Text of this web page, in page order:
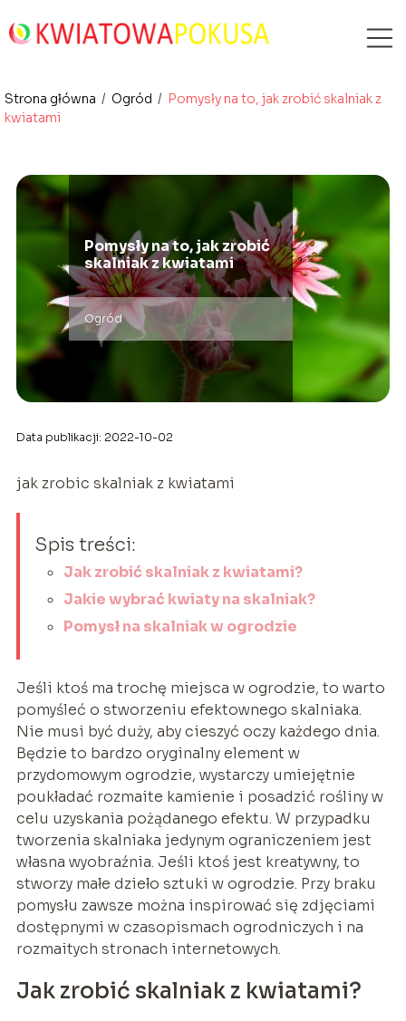
Strona główna / Ogród / Pomysły na to, jak zrobić skalniak z
kwiatami
Pomysły na to, jak zrobić
skalniak z kwiatami
Ogród
Data publikacji: 2022-10-02
jak zrobic skalniak z kwiatami
Spis treści:
Jak zrobić skalniak z kwiatami?
Jakie wybrać kwiaty na skalniak?
Pomysł na skalniak w ogrodzie
Jeśli ktoś ma trochę miejsca w ogrodzie, to warto
pomyśleć o stworzeniu efektownego skalniaka.
Nie musi być duży, aby cieszyć oczy każdego dnia.
Będzie to bardzo oryginalny element w
przydomowym ogrodzie, wystarczy umiejętnie
poukładać rozmaite kamienie i posadzić rośliny w
celu uzyskania pożądanego efektu. W przypadku
tworzenia skalniaka jedynym ograniczeniem jest
własna wyobraźnia. Jeśli ktoś jest kreatywny, to
stworzy małe dzieło sztuki w ogrodzie. Przy braku
pomysłu zawsze można inspirować się zdjęciami
dostępnymi w czasopismach ogrodniczych i na
rozmaitych stronach internetowych.
Jak zrobić skalniak z kwiatami?